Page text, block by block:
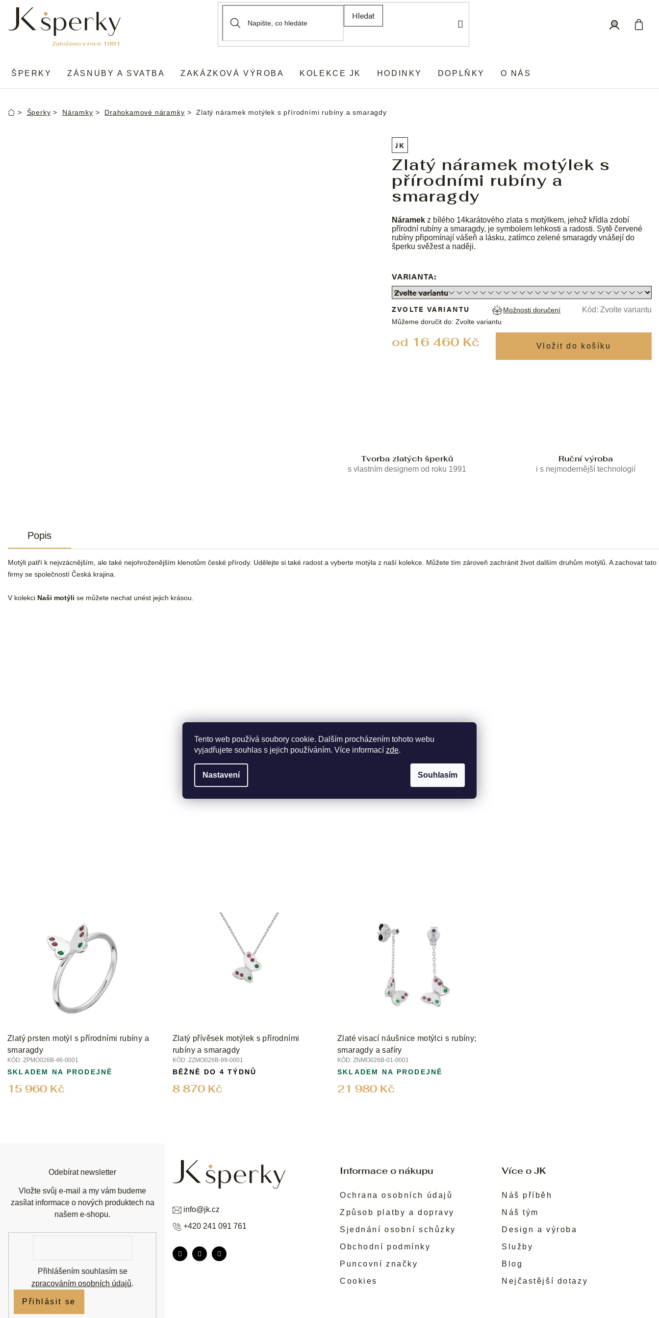
Tento web používá soubory cookie. Dalším procházením tohoto webu
vyjadřujete souhlas s jejich používáním. Více informací zde.
Nastavení Souhlasím
obsah
Hledat
ŠPERKY ZÁSNUBY A SVATBA ZAKÁZKOVÁ VÝROBA KOLEKCE JK HODINKY DOPLŇKY O NÁS
DomůŠperky Náramky Drahokamové náramky Zlatý náramek motýlek s přírodními rubíny a smaragdy
JK
Zlatý náramek motýlek s
přírodními rubíny a
smaragdy
Náramek z bílého 14karátového zlata s motýlkem, jehož křídla zdobí
přírodní rubíny a smaragdy, je symbolem lehkosti a radosti. Sytě červené
rubíny připomínají vášeň a lásku, zatímco zelené smaragdy vnášejí do
šperku svěžest a naději.
VARIANTA:
od 16 460 Kč
ZVOLTE VARIANTU
Můžeme doručit do: Zvolte variantu
Možnosti doručení Kód: Zvolte variantu
Tvorba zlatých šperků
s vlastním designem od roku 1991
Ruční výroba
i s nejmodernější technologií
Popis
Motýli patří k nejvzácnějším, ale také nejohroženějším klenotům české přírody. Udělejte si také radost a vyberte motýla z naší kolekce. Můžete tím zároveň zachránit život dalším druhům motýlů. A zachovat
firmy se společností Česká krajina.
V kolekci Naši motýli se můžete nechat unést jejich krásou.
Zlatý prsten motýl s přírodními rubíny a
smaragdy
KÓD: ZPMO026B-46-0001
15 960 Kč
SKLADEM NA PRODEJNĚ
Zlatý přívěsek motýlek s přírodními
rubíny a smaragdy
KÓD: ZZMO026B-99-0001
8 870 Kč
BĚŽNĚ DO 4 TÝDNŮ
Zlaté visací náušnice motýlci s rubíny;
smaragdy a safíry
KÓD: ZNMO026B-01-0001
21 980 Kč
SKLADEM NA PRODEJNĚ
Informace o nákupu
Ochrana osobních údajů
Způsob platby a dopravy
Sjednání osobní schůzky
Obchodní podmínky
Puncovní značky
Cookies
Více o JK
Náš příběh
Náš tým
Design a výroba
Služby
Blog
Nejčastější dotazy
info@jk.cz
+420 241 091 761
Odebírat newsletter
Vložte svůj e-mail a my vám budeme
zasílat informace o nových produktech na
našem e-shopu.
Přihlášením souhlasím se
zpracováním osobních údajů.
Přihlásit se